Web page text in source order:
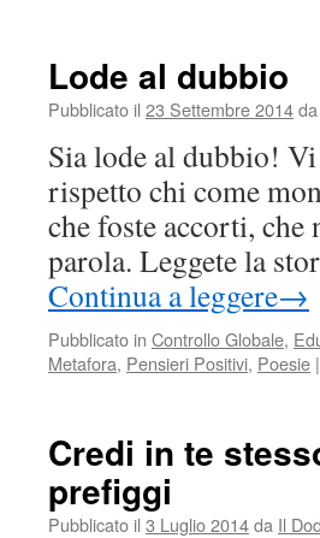
Lode al dubbio
Pubblicato il 23 Settembre 2014da
Sia lode al dubbio!
rispetto chi come
che foste accorti, che
parola. Leggete la
Continua a leggere→
Pubblicato in Controllo Globale,
Metafora, Pensieri Positivi, Poesie |
Credi in te
prefiggi
Pubblicato il 3 Luglio 2014da Il